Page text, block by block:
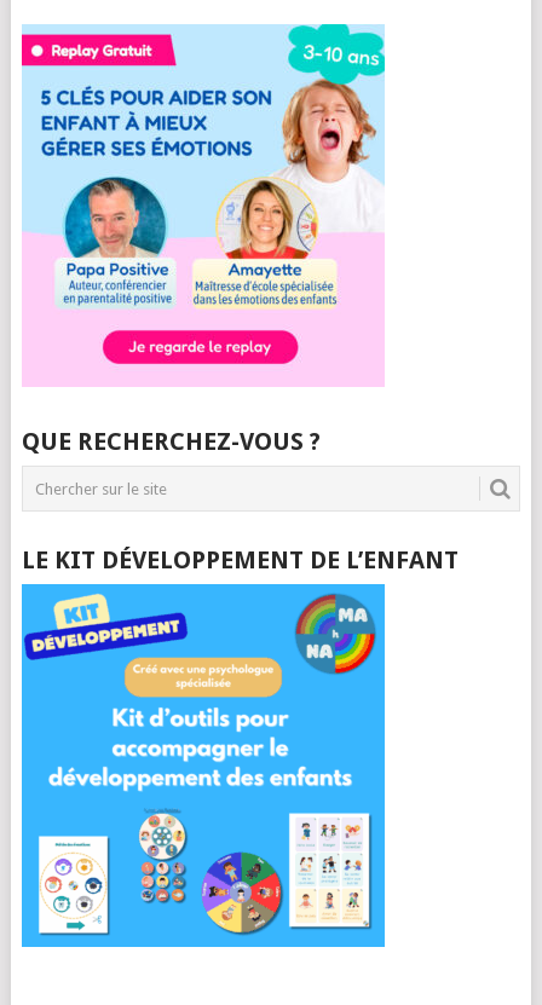
QUE RECHERCHEZ-VOUS ?
LE KIT DÉVELOPPEMENT DE L’ENFANT